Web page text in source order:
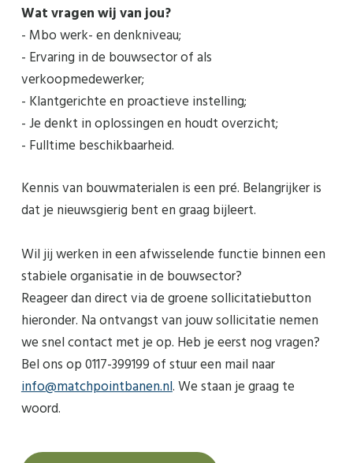
Wat vragen wij van jou?
- Mbo werk- en denkniveau;
- Ervaring in de bouwsector of als
verkoopmedewerker;
- Klantgerichte en proactieve instelling;
- Je denkt in oplossingen en houdt overzicht;
- Fulltime beschikbaarheid.
Kennis van bouwmaterialen is een pré. Belangrijker is
dat je nieuwsgierig bent en graag bijleert.
Wil jij werken in een afwisselende functie binnen een
stabiele organisatie in de bouwsector?
Reageer dan direct via de groene sollicitatiebutton
hieronder. Na ontvangst van jouw sollicitatie nemen
we snel contact met je op. Heb je eerst nog vragen?
Bel ons op 0117-399199 of stuur een mail naar
info@matchpointbanen.nl. We staan je graag te
woord.